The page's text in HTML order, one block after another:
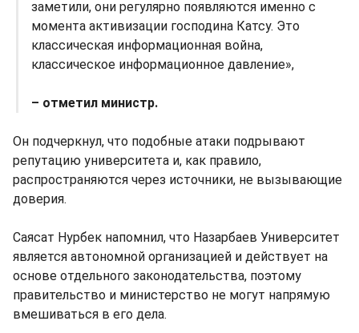
заметили, они регулярно появляются именно с
момента активизации господина Катсу. Это
классическая информационная война,
классическое информационное давление»,
– отметил министр.
Он подчеркнул, что подобные атаки подрывают
репутацию университета и, как правило,
распространяются через источники, не вызывающие
доверия.
Саясат Нурбек напомнил, что Назарбаев Университет
является автономной организацией и действует на
основе отдельного законодательства, поэтому
правительство и министерство не могут напрямую
вмешиваться в его дела.